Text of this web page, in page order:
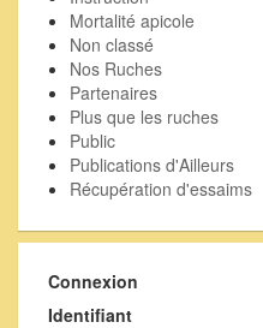
Mortalité apicole
Non classé
Nos Ruches
Partenaires
Plus que les ruches
Public
Publications d'Ailleurs
Récupération d'essaims
Connexion
Identifiant